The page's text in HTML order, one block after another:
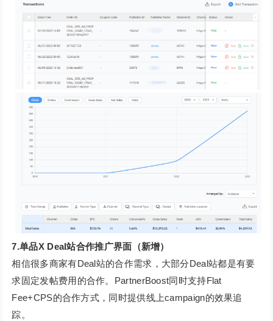
7.单品X Deal站合作推广界面（新增）
相信很多商家有Deal站的合作需求，大部分Deal站都是有要
求固定发帖费用的合作。PartnerBoost同时支持Flat
Fee+CPS的合作方式，同时提供线上campaign的效果追
踪。